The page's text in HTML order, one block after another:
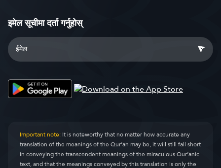
इमेल सूचीमा दर्ता गर्नुहोस्
Important note:It is noteworthy that no matter how accurate any
translation of the meanings of the Qur’an may be, it will still fall short
in conveying the transcendent meanings of the miraculous Qur’anic
text, and that the meanings conveyed by this translation is only the